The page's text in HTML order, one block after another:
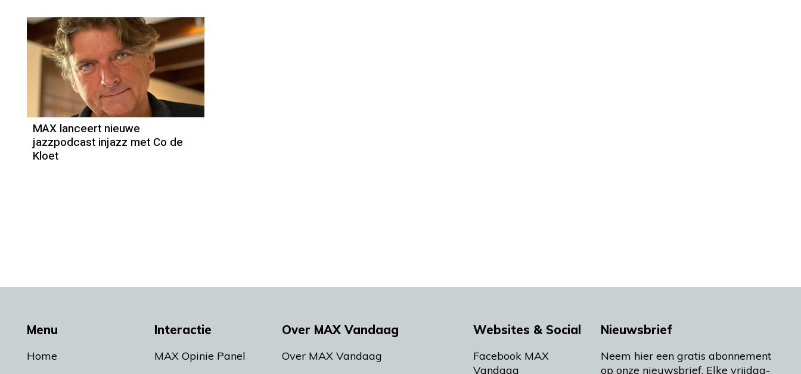
MAX lanceert nieuwe
jazzpodcast injazz met Co de
Kloet
Menu
Home
Interactie
MAX Opinie Panel
Over MAX Vandaag
Over MAX Vandaag
Websites & Social
Facebook MAX
Vandaag
Nieuwsbrief
Neem hier een gratis abonnement
op onze nieuwsbrief. Elke vrijdag-